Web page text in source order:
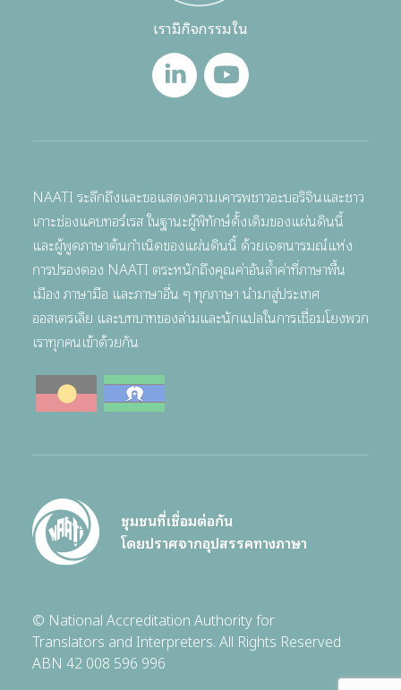
เรามีกิจกรรมใน
NAATI ระลึกถึงและขอแสดงความเคารพชาวอะบอริจินและชาว
เกาะช่องแคบทอร์เรส ในฐานะผู้พิทักษ์ดั้งเดิมของแผ่นดินนี้
และผู้พูดภาษาต้นกำเนิดของแผ่นดินนี้ ด้วยเจตนารมณ์แห่ง
การปรองดอง NAATI ตระหนักถึงคุณค่าอันล้ำค่าที่ภาษาพื้น
เมือง ภาษามือ และภาษาอื่น ๆ ทุกภาษา นำมาสู่ประเทศ
ออสเตรเลีย และบทบาทของล่ามและนักแปลในการเชื่อมโยงพวก
เราทุกคนเข้าด้วยกัน
ชุมชนที่เชื่อมต่อกัน
โดยปราศจากอุปสรรคทางภาษา
© National Accreditation Authority for
Translators and Interpreters. All Rights Reserved
ABN 42 008 596 996